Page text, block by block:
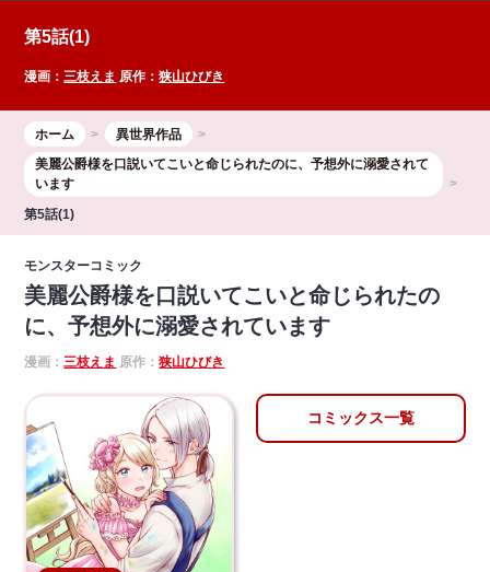
第5話(1)
漫画：三枝えま 原作：狭山ひびき
ホーム
異世界作品
美麗公爵様を口説いてこいと命じられたのに、予想外に溺愛されて
います
第5話(1)
モンスターコミック
美麗公爵様を口説いてこいと命じられたの
に、予想外に溺愛されています
漫画：三枝えま 原作：狭山ひびき
コミックス一覧